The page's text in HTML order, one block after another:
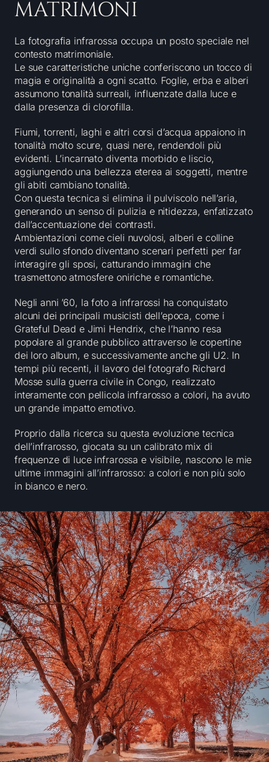
MATRIMONI
La fotografia infrarossa occupa un posto speciale nel
contesto matrimoniale.
Le sue caratteristiche uniche conferiscono un tocco di
magia e originalità a ogni scatto. Foglie, erba e alberi
assumono tonalità surreali, influenzate dalla luce e
dalla presenza di clorofilla.
Fiumi, torrenti, laghi e altri corsi d’acqua appaiono in
tonalità molto scure, quasi nere, rendendoli più
evidenti. L’incarnato diventa morbido e liscio,
aggiungendo una bellezza eterea ai soggetti, mentre
gli abiti cambiano tonalità.
Con questa tecnica si elimina il pulviscolo nell’aria,
generando un senso di pulizia e nitidezza, enfatizzato
dall’accentuazione dei contrasti.
Ambientazioni come cieli nuvolosi, alberi e colline
verdi sullo sfondo diventano scenari perfetti per far
interagire gli sposi, catturando immagini che
trasmettono atmosfere oniriche e romantiche.
Negli anni ’60, la foto a infrarossi ha conquistato
alcuni dei principali musicisti dell’epoca, come i
Grateful Dead e Jimi Hendrix, che l’hanno resa
popolare al grande pubblico attraverso le copertine
dei loro album, e successivamente anche gli U2. In
tempi più recenti, il lavoro del fotografo Richard
Mosse sulla guerra civile in Congo, realizzato
interamente con pellicola infrarosso a colori, ha avuto
un grande impatto emotivo.
Proprio dalla ricerca su questa evoluzione tecnica
dell’infrarosso, giocata su un calibrato mix di
frequenze di luce infrarossa e visibile, nascono le mie
ultime immagini all’infrarosso: a colori e non più solo
in bianco e nero.